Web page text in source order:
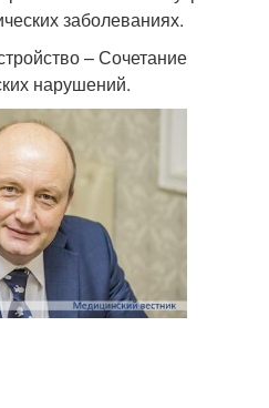
заболеваниях.
– Сочетание
нарушений.